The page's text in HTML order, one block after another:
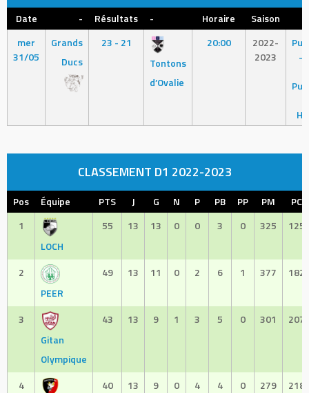
Date - Résultats - Horaire Saison
mer
31/05
Grands
Ducs
23 - 21
Tontons
d’Ovalie
20:00
2022-
2023
–
CLASSEMENT D1 2022-2023
Pos Équipe PTS J G N P PB PP PM
PC
1
LOCH
55 13 13 0 0 3 0 325 125
2
PEER
49 13 11 0 2 6 1 377 182
3
Gitan
Olympique
43 13 9 1 3 5 0 301 207
4
40 13 9 0 4 4 0 279 218